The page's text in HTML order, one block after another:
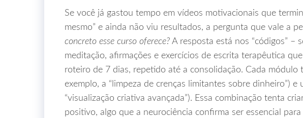
Se você já gastou tempo em vídeos motivacionais que
mesmo” e ainda não viu resultados, a pergunta que vale a
concreto esse curso oferece? A resposta está nos “códigos” –
meditação, afirmações e exercícios de escrita terapêutica
roteiro de 7 dias, repetido até a consolidação. Cada módulo
exemplo, a “limpeza de crenças limitantes sobre dinheiro”)
“visualização criativa avançada”). Essa combinação tenta
positivo, algo que a neurociência confirma ser essencial